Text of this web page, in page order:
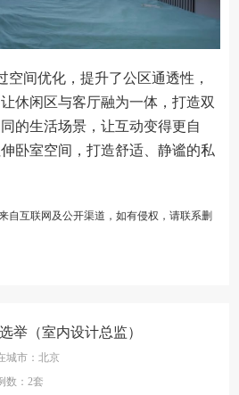
空间优化，提升了公区通透性，
休闲区与客厅融为一体，打造双
的生活场景，让互动变得更自
卧室空间，打造舒适、静谧的私
自互联网及公开渠道，如有侵权，请联系删
举（室内设计总监）
城市：北京
数：2套